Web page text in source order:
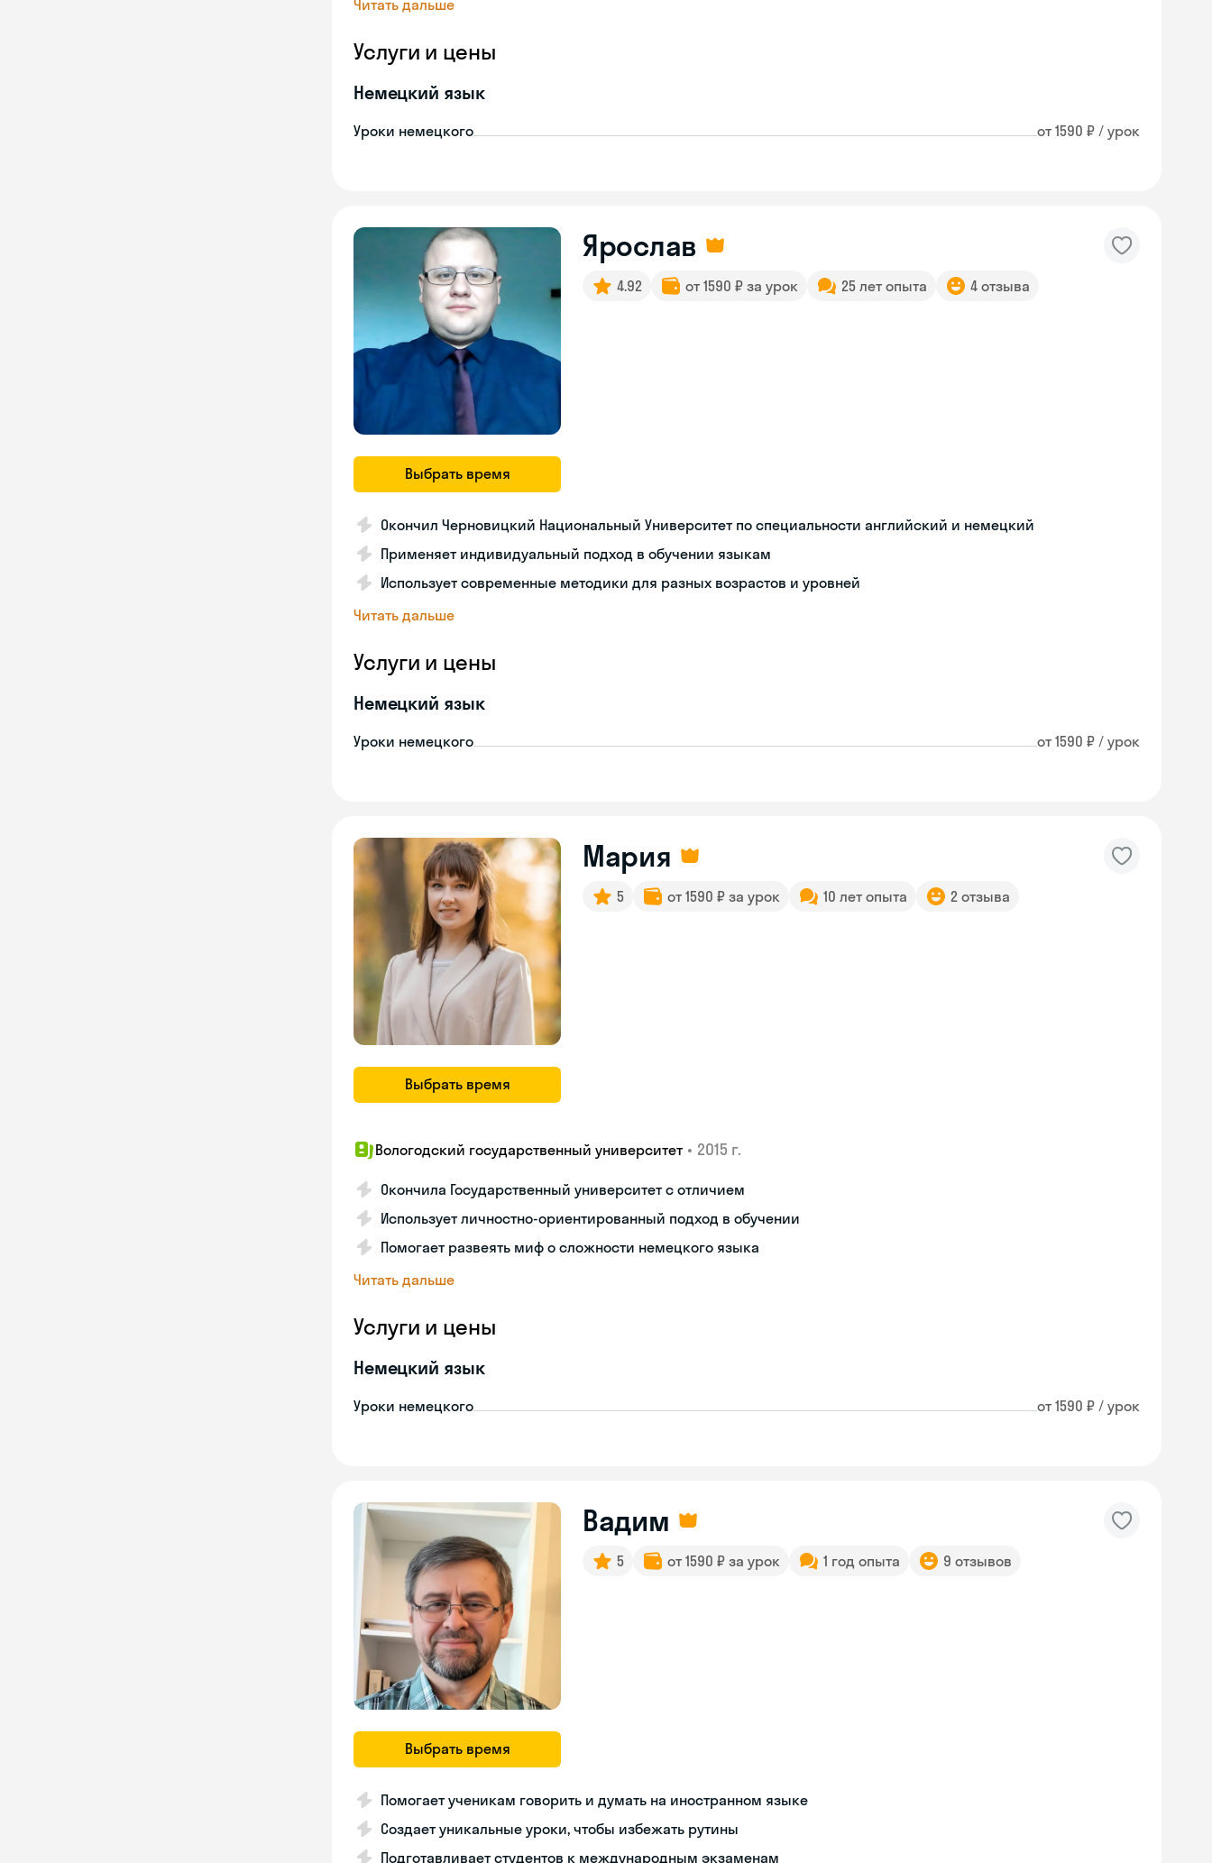
Читать дальше
Услуги и цены
Немецкий язык
Уроки немецкого от 1590 ₽ / урок
Выбрать время
Ярослав
4.92 от 1590 ₽ за урок 25 лет опыта 4 отзыва
Окончил Черновицкий Национальный Университет по специальности английский и немецкий
Применяет индивидуальный подход в обучении языкам
Использует современные методики для разных возрастов и уровней
Читать дальше
Услуги и цены
Немецкий язык
Уроки немецкого от 1590 ₽ / урок
Выбрать время
Мария
5 от 1590 ₽ за урок 10 лет опыта 2 отзыва
Вологодский государственный университет • 2015 г.
Окончила Государственный университет с отличием
Использует личностно-ориентированный подход в обучении
Помогает развеять миф о сложности немецкого языка
Читать дальше
Услуги и цены
Немецкий язык
Уроки немецкого от 1590 ₽ / урок
Выбрать время
Вадим
5 от 1590 ₽ за урок 1 год опыта 9 отзывов
Помогает ученикам говорить и думать на иностранном языке
Создает уникальные уроки, чтобы избежать рутины
Подготавливает студентов к международным экзаменам